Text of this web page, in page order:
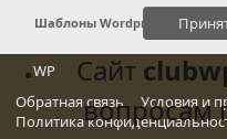
Шаблоны Wordpress
WP
Обратная связь
Условия и
Политика
Сайт
вопросам